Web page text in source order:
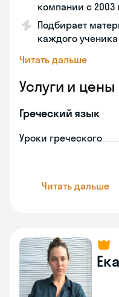
компании с 2003
Подбирает
каждого ученика
Читать дальше
Услуги и цены
Греческий язык
Уроки греческого
Читать дальше